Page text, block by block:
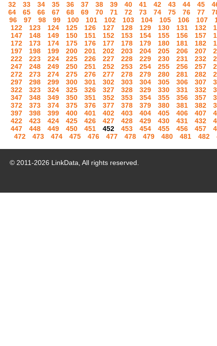
32
33 34 35 36 37 38 39 40 41 42 43 44 45
64
65 66 67 68 69 70 71 72 73 74 75 76 77
96
97 98 99 100 101 102 103 104 105 106 107
122
123 124 125 126 127 128 129 130 131 132
147
148 149 150 151 152 153 154 155 156 157
172
173 174 175 176 177 178 179 180 181 182
197
198 199 200 201 202 203 204 205 206 207
222
223 224 225 226 227 228 229 230 231 232
247
248 249 250 251 252 253 254 255 256 257
272
273 274 275 276 277 278 279 280 281 282
297
298 299 300 301 302 303 304 305 306 307
322
323 324 325 326 327 328 329 330 331 332
347
348 349 350 351 352 353 354 355 356 357
372
373 374 375 376 377 378 379 380 381 382
397
398 399 400 401 402 403 404 405 406 407
422
423 424 425 426 427 428 429 430 431 432
447
448 449 450 451 452 453 454 455 456 457
472
473 474 475 476 477 478 479 480 481 482
© 2011-2026 LinkData, All rights reserved.